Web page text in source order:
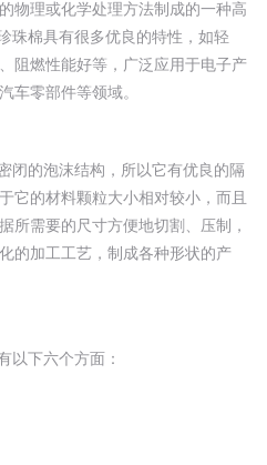
物理或化学处理方法制成的一种高
珠棉具有很多优良的特性，如轻
阻燃性能好等，广泛应用于电子产
车零部件等领域。
闭的泡沫结构，所以它有优良的隔
它的材料颗粒大小相对较小，而且
所需要的尺寸方便地切割、压制，
的加工工艺，制成各种形状的产
以下六个方面：